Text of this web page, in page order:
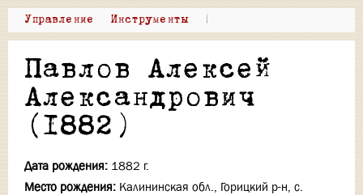
Управление Инструменты |
Павлов Алексей
Александрович
(1882)
Дата рождения: 1882 г.
Место рождения: Калининская обл., Горицкий р-н, с.